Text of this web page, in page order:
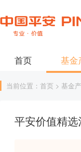
首页 基金
当前位置：首页 > 基金
平安价值精